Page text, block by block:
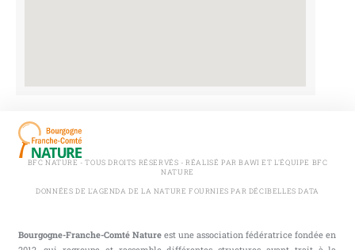
BFC NATURE - TOUS DROITS RÉSERVÉS - RÉALISÉ PAR BAWI ET L'ÉQUIPE BFC
NATURE
DONNÉES DE L'AGENDA DE LA NATURE FOURNIES PAR DÉCIBELLES DATA
Bourgogne-Franche-Comté Nature est une association fédératrice fondée en